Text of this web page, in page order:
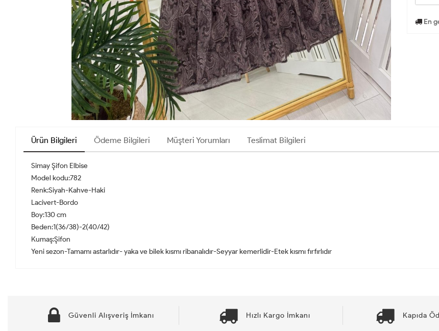
En
Ürün Bilgileri Ödeme Bilgileri Müşteri Yorumları Teslimat Bilgileri
Simay Şifon Elbise
Model kodu:782
Renk:Siyah-Kahve-Haki
Lacivert-Bordo
Boy:130 cm
Beden:1(36/38)-2(40/42)
Kumaş:Şifon
Yeni sezon-Tamamı astarlıdır- yaka ve bilek kısmı ribanalıdır-Seyyar kemerlidir-Etek kısmı fırfırlıdır
Güvenli Alışveriş İmkanı Hızlı Kargo İmkanı Kapıda